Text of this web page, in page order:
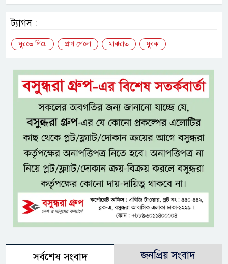
ট্যাগস :
ঘুরতে গিয়ে প্রাণ গেলো মাঝরাত যুবক
সর্বশেষ সংবাদ জনপ্রিয় সংবাদ